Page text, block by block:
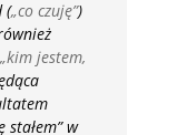
(„co czuję”)
„kim jestem,
w